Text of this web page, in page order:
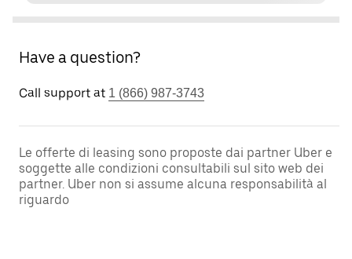
Have a question?
Call support at 1 (866) 987-3743
Le offerte di leasing sono proposte dai partner Uber e
soggette alle condizioni consultabili sul sito web dei
partner. Uber non si assume alcuna responsabilità al
riguardo